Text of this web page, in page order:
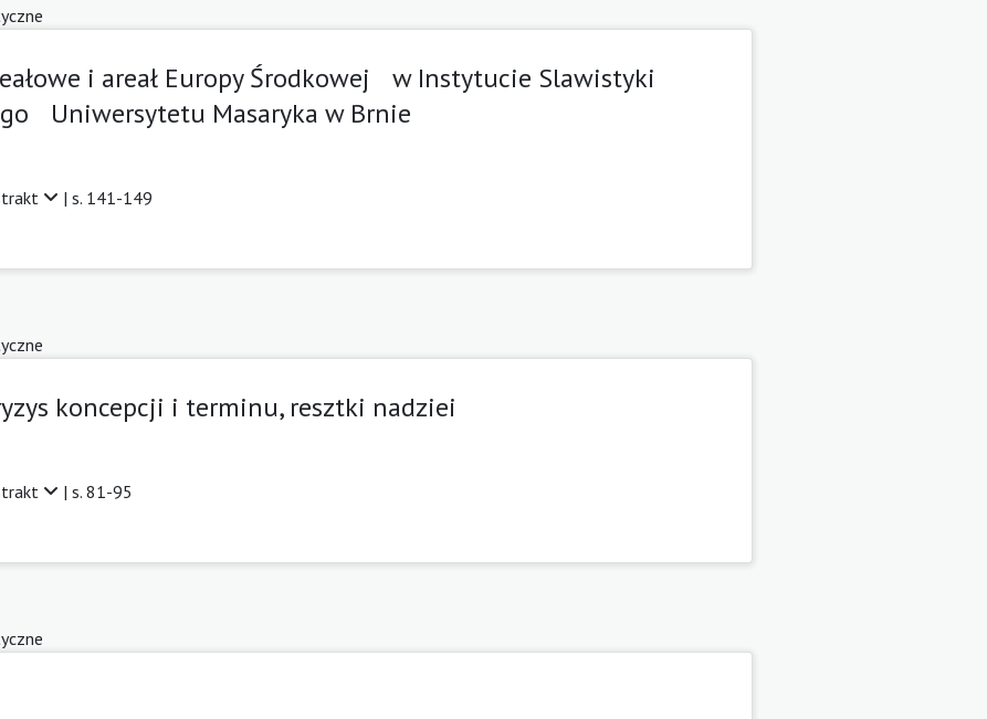
i areał Europy Środkowej w Instytucie Slawistyki
Uniwersytetu Masaryka w Brnie
| s. 141-149
koncepcji i terminu, resztki nadziei
| s. 81-95